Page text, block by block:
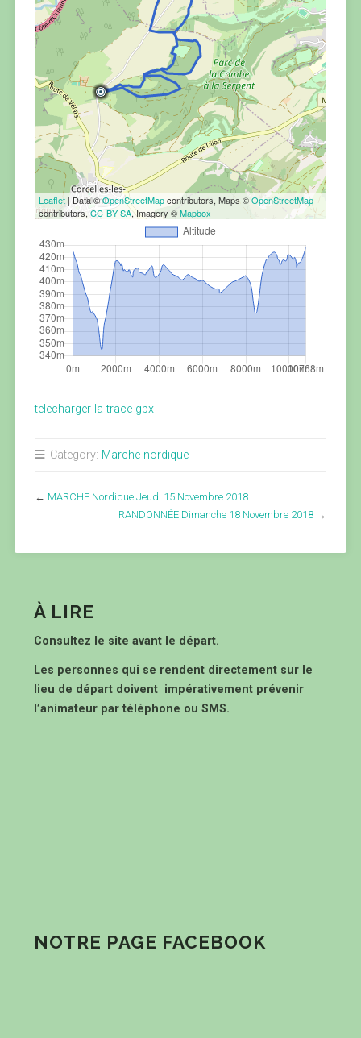
Leaflet| Data ©OpenStreetMapcontributors, Maps ©OpenStreetMap
contributors, CC-BY-SA, Imagery ©Mapbox
telecharger la trace gpx
Category: Marche nordique
← MARCHE Nordique Jeudi 15 Novembre 2018
RANDONNÉE Dimanche 18 Novembre 2018 →
À LIRE
Consultez le site avant le départ.
Les personnes qui se rendent directement sur le
lieu de départ doivent impérativement prévenir
l’animateur par téléphone ou SMS.
NOTRE PAGE FACEBOOK